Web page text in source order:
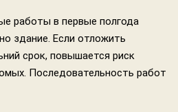
работы в первые полгода
здание. Если отложить
срок, повышается риск
Последовательность работ